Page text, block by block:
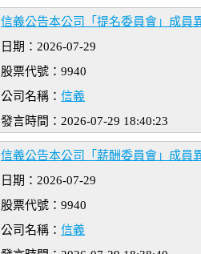
信義公告本公司「提名委員會」成員
日期：2026-07-29
股票代號：9940
公司名稱： 信義
發言時間：2026-07-29 18:40:23
信義公告本公司「薪酬委員會」成員
日期：2026-07-29
股票代號：9940
公司名稱： 信義